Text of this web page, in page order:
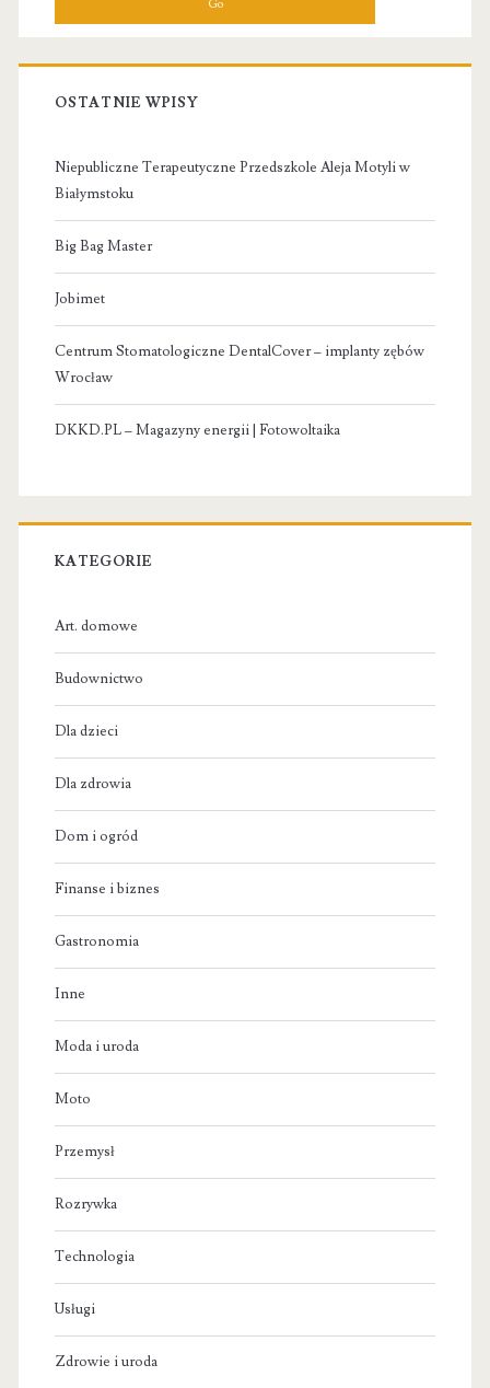
OSTATNIE WPISY
Niepubliczne Terapeutyczne Przedszkole Aleja Motyli w
Białymstoku
Big Bag Master
Jobimet
Centrum Stomatologiczne DentalCover – implanty zębów
Wrocław
DKKD.PL – Magazyny energii | Fotowoltaika
KATEGORIE
Art. domowe
Budownictwo
Dla dzieci
Dla zdrowia
Dom i ogród
Finanse i biznes
Gastronomia
Inne
Moda i uroda
Moto
Przemysł
Rozrywka
Technologia
Usługi
Zdrowie i uroda